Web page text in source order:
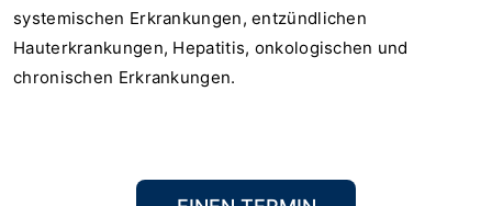
systemischen Erkrankungen, entzündlichen
Hauterkrankungen, Hepatitis, onkologischen und
chronischen Erkrankungen.